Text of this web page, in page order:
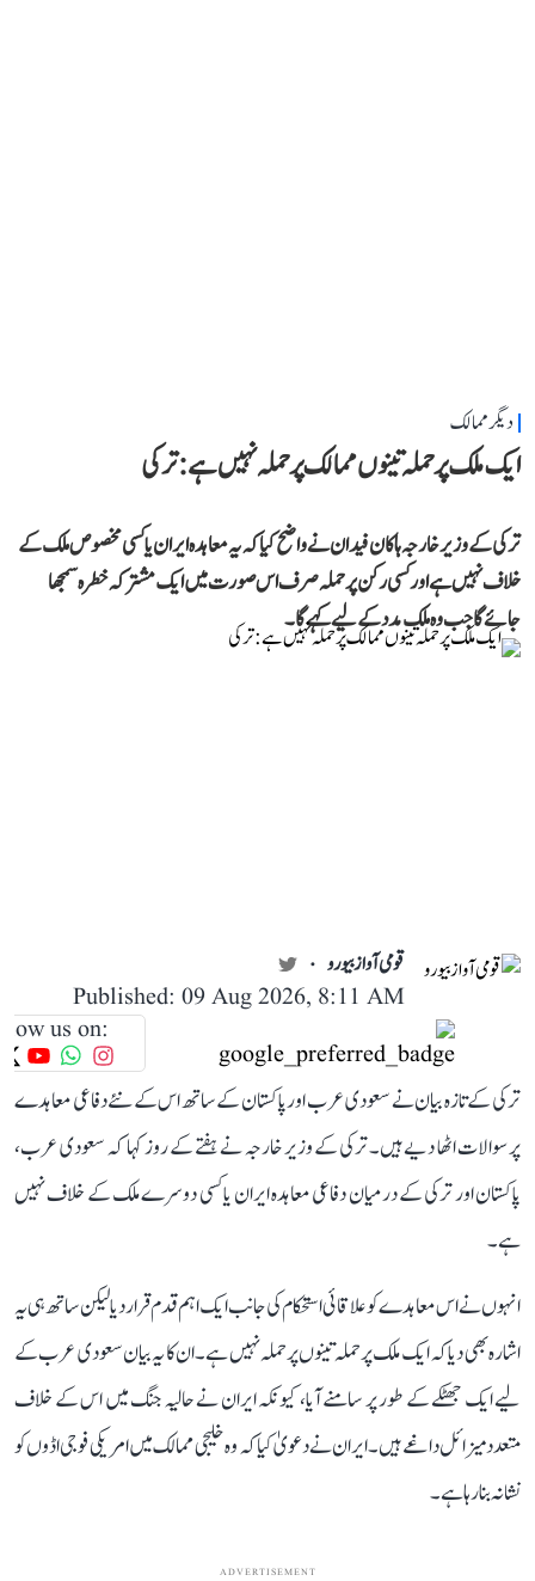
دیگر ممالک
ایک ملک پر حملہ تینوں ممالک پر حملہ نہیں ہے: ترکی
ترکی کے وزیر خارجہ ہاکان فیدان نے واضح کیا کہ یہ معاہدہ ایران یا کسی مخصوص ملک کے
خلاف نہیں ہے اور کسی رکن پر حملہ صرف اس صورت میں ایک مشترکہ خطرہ سمجھا
جائے گا جب وہ ملک مدد کے لیے کہے گا۔
قومی آواز بیورو
Published: 09 Aug 2026, 8:11 AM
us on:
ترکی کے تازہ بیان نے سعودی عرب اور پاکستان کے ساتھ اس کے نئے دفاعی معاہدے
پر سوالات اٹھا دیے ہیں۔ ترکی کے وزیر خارجہ نے ہفتے کے روز کہا کہ سعودی عرب،
پاکستان اور ترکی کے درمیان دفاعی معاہدہ ایران یا کسی دوسرے ملک کے خلاف نہیں
ہے۔
انہوں نے اس معاہدے کو علاقائی استحکام کی جانب ایک اہم قدم قرار دیا لیکن ساتھ ہی یہ
اشارہ بھی دیا کہ ایک ملک پر حملہ تینوں پر حملہ نہیں ہے۔ ان کا یہ بیان سعودی عرب کے
لیے ایک جھٹکے کے طور پر سامنے آیا، کیونکہ ایران نے حالیہ جنگ میں اس کے خلاف
متعدد میزائل داغے ہیں۔ ایران نے دعویٰ کیا کہ وہ خلیجی ممالک میں امریکی فوجی اڈوں کو
نشانہ بنا رہا ہے۔
ADVERTISEMENT